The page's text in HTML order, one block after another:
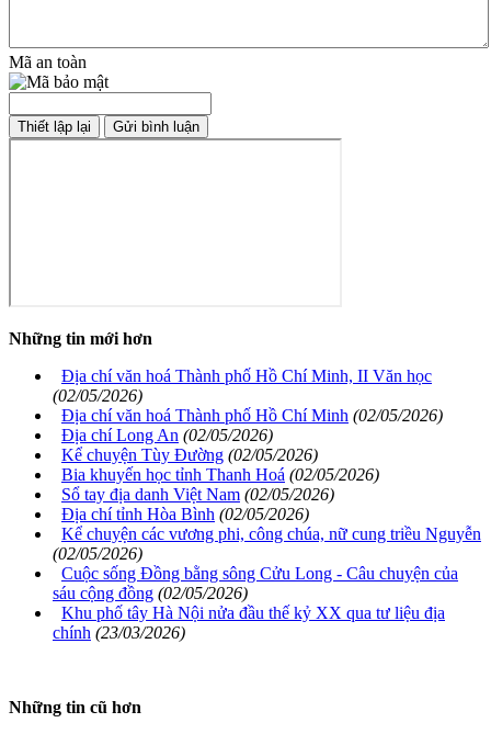
Mã an toàn
Những tin mới hơn
Địa chí văn hoá Thành phố Hồ Chí Minh, II Văn học
(02/05/2026)
Địa chí văn hoá Thành phố Hồ Chí Minh (02/05/2026)
Địa chí Long An (02/05/2026)
Kể chuyện Tùy Đường (02/05/2026)
Bia khuyến học tỉnh Thanh Hoá (02/05/2026)
Sổ tay địa danh Việt Nam (02/05/2026)
Địa chí tỉnh Hòa Bình (02/05/2026)
Kể chuyện các vương phi, công chúa, nữ cung triều Nguyễn
(02/05/2026)
Cuộc sống Đồng bằng sông Cửu Long - Câu chuyện của
sáu cộng đồng (02/05/2026)
Khu phố tây Hà Nội nửa đầu thế kỷ XX qua tư liệu địa
chính (23/03/2026)
Những tin cũ hơn